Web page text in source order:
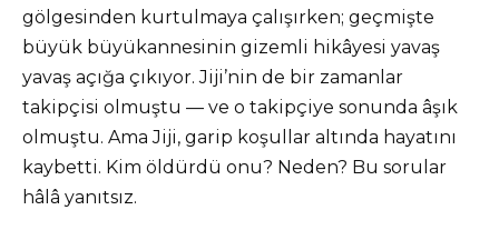
gölgesinden kurtulmaya çalışırken; geçmişte
büyük büyükannesinin gizemli hikâyesi yavaş
yavaş açığa çıkıyor. Jiji’nin de bir zamanlar
takipçisi olmuştu — ve o takipçiye sonunda âşık
olmuştu. Ama Jiji, garip koşullar altında hayatını
kaybetti. Kim öldürdü onu? Neden? Bu sorular
hâlâ yanıtsız.